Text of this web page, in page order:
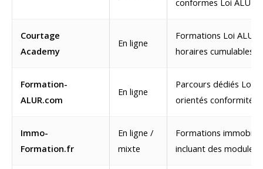
conformes Loi ALUR
Courtage
Academy
En ligne
Formations Loi ALUR
horaires cumulables
Formation-
ALUR.com
En ligne
Parcours dédiés Loi
orientés conformité
Immo-
Formation.fr
En ligne /
mixte
Formations
incluant des modules